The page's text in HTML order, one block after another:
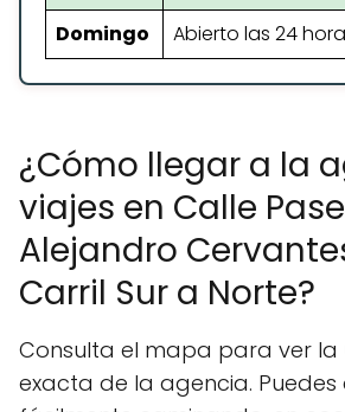
Domingo
Abierto las 24
¿Cómo llegar a la
viajes en Calle
Alejandro
Carril Sur a Norte?
Consulta el mapa para ver la
exacta de la agencia.